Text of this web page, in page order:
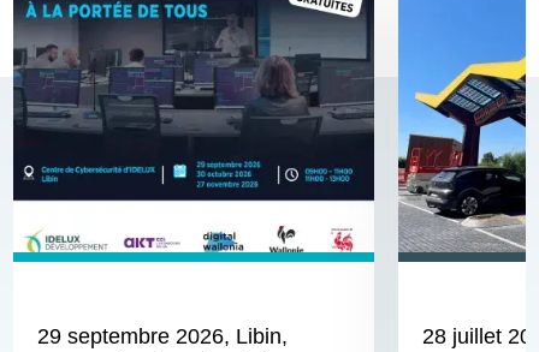
29 septembre 2026, Libin,
28 juillet